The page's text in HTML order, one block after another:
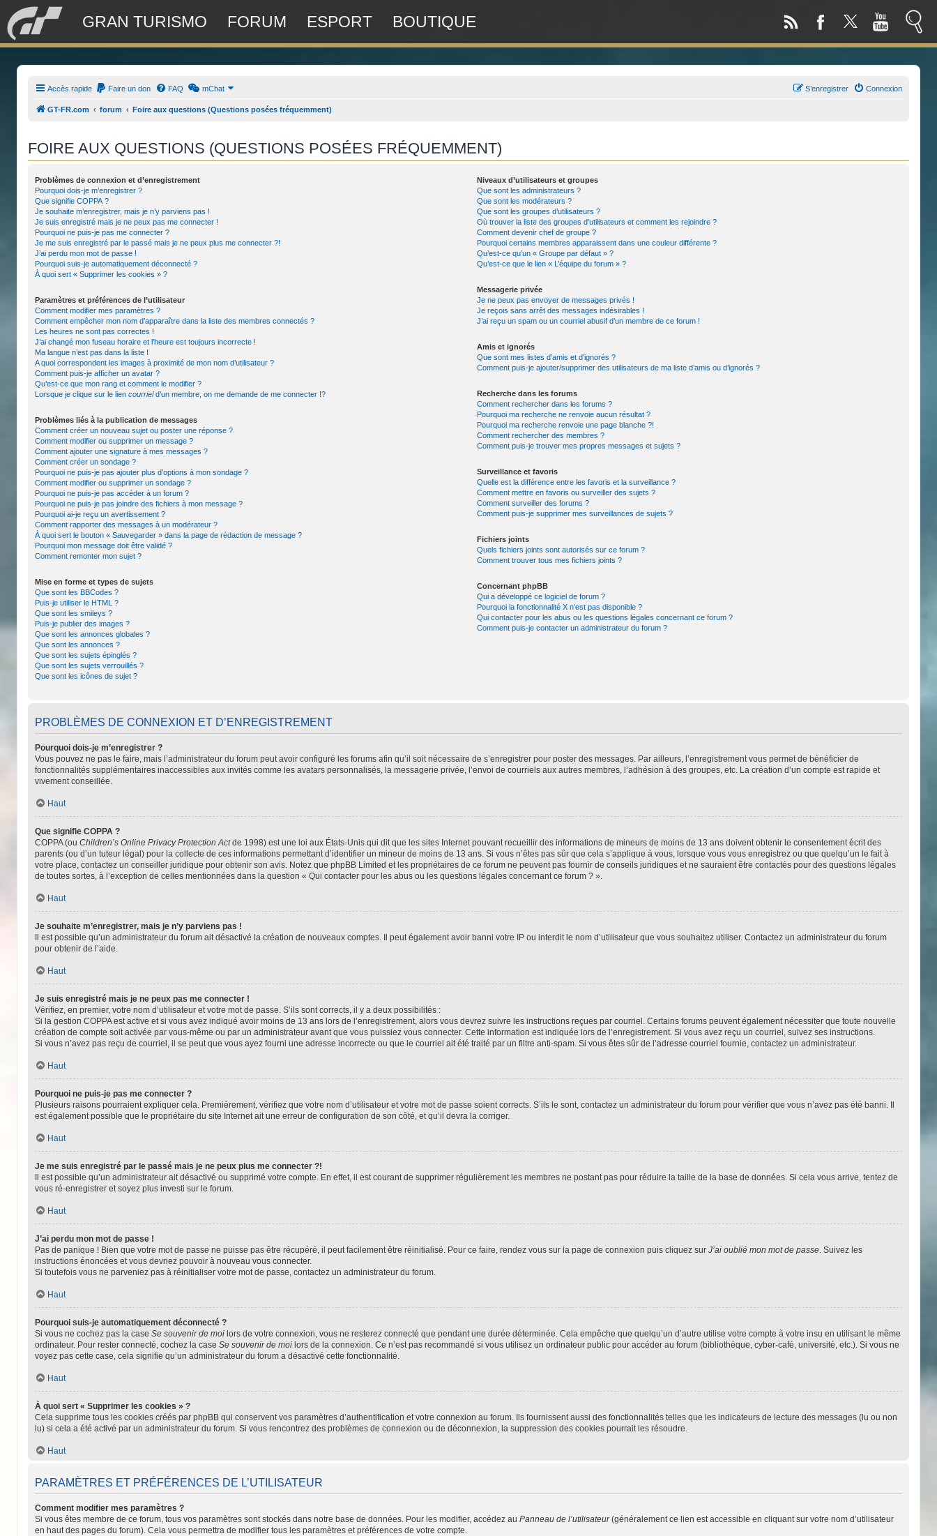
GRAN TURISMO FORUM ESPORT BOUTIQUE
Accès rapide Faire un don FAQ mChat Connexion
S’enregistrer
GT-FR.com forum Foire aux questions (Questions posées fréquemment)
FOIRE AUX QUESTIONS (QUESTIONS POSÉES FRÉQUEMMENT)
Problèmes de connexion et d’enregistrement
Pourquoi dois-je m’enregistrer ?
Que signifie COPPA ?
Je souhaite m’enregistrer, mais je n’y parviens pas !
Je suis enregistré mais je ne peux pas me connecter !
Pourquoi ne puis-je pas me connecter ?
Je me suis enregistré par le passé mais je ne peux plus me connecter ?!
J’ai perdu mon mot de passe !
Pourquoi suis-je automatiquement déconnecté ?
À quoi sert « Supprimer les cookies » ?
Paramètres et préférences de l’utilisateur
Comment modifier mes paramètres ?
Comment empêcher mon nom d’apparaître dans la liste des membres connectés ?
Les heures ne sont pas correctes !
J’ai changé mon fuseau horaire et l’heure est toujours incorrecte !
Ma langue n’est pas dans la liste !
A quoi correspondent les images à proximité de mon nom d’utilisateur ?
Comment puis-je afficher un avatar ?
Qu’est-ce que mon rang et comment le modifier ?
Lorsque je clique sur le liencourrield’un membre, on me demande de me connecter !?
Problèmes liés à la publication de messages
Comment créer un nouveau sujet ou poster une réponse ?
Comment modifier ou supprimer un message ?
Comment ajouter une signature à mes messages ?
Comment créer un sondage ?
Pourquoi ne puis-je pas ajouter plus d’options à mon sondage ?
Comment modifier ou supprimer un sondage ?
Pourquoi ne puis-je pas accéder à un forum ?
Pourquoi ne puis-je pas joindre des fichiers à mon message ?
Pourquoi ai-je reçu un avertissement ?
Comment rapporter des messages à un modérateur ?
À quoi sert le bouton « Sauvegarder » dans la page de rédaction de message ?
Pourquoi mon message doit être validé ?
Comment remonter mon sujet ?
Mise en forme et types de sujets
Que sont les BBCodes ?
Puis-je utiliser le HTML ?
Que sont les smileys ?
Puis-je publier des images ?
Que sont les annonces globales ?
Que sont les annonces ?
Que sont les sujets épinglés ?
Que sont les sujets verrouillés ?
Que sont les icônes de sujet ?
Niveaux d’utilisateurs et groupes
Que sont les administrateurs ?
Que sont les modérateurs ?
Que sont les groupes d’utilisateurs ?
Où trouver la liste des groupes d’utilisateurs et comment les rejoindre ?
Comment devenir chef de groupe ?
Pourquoi certains membres apparaissent dans une couleur différente ?
Qu’est-ce qu’un « Groupe par défaut » ?
Qu’est-ce que le lien « L’équipe du forum » ?
Messagerie privée
Je ne peux pas envoyer de messages privés !
Je reçois sans arrêt des messages indésirables !
J’ai reçu un spam ou un courriel abusif d’un membre de ce forum !
Amis et ignorés
Que sont mes listes d’amis et d’ignorés ?
Comment puis-je ajouter/supprimer des utilisateurs de ma liste d’amis ou d’ignorés ?
Recherche dans les forums
Comment rechercher dans les forums ?
Pourquoi ma recherche ne renvoie aucun résultat ?
Pourquoi ma recherche renvoie une page blanche ?!
Comment rechercher des membres ?
Comment puis-je trouver mes propres messages et sujets ?
Surveillance et favoris
Quelle est la différence entre les favoris et la surveillance ?
Comment mettre en favoris ou surveiller des sujets ?
Comment surveiller des forums ?
Comment puis-je supprimer mes surveillances de sujets ?
Fichiers joints
Quels fichiers joints sont autorisés sur ce forum ?
Comment trouver tous mes fichiers joints ?
Concernant phpBB
Qui a développé ce logiciel de forum ?
Pourquoi la fonctionnalité X n’est pas disponible ?
Qui contacter pour les abus ou les questions légales concernant ce forum ?
Comment puis-je contacter un administrateur du forum ?
PROBLÈMES DE CONNEXION ET D’ENREGISTREMENT
Pourquoi dois-je m’enregistrer ?
Vous pouvez ne pas le faire, mais l’administrateur du forum peut avoir configuré les forums afin qu’il soit nécessaire de s’enregistrer pour poster des messages. Par ailleurs, l’enregistrement vous permet de bénéficier de
fonctionnalités supplémentaires inaccessibles aux invités comme les avatars personnalisés, la messagerie privée, l’envoi de courriels aux autres membres, l’adhésion à des groupes, etc. La création d’un compte est rapide et
vivement conseillée.
Haut
Que signifie COPPA ?
COPPA (ouChildren’s Online Privacy Protection Actde 1998) est une loi aux États-Unis qui dit que les sites Internet pouvant recueillir des informations de mineurs de moins de 13 ans doivent obtenir le consentement écrit des
parents (ou d’un tuteur légal) pour la collecte de ces informations permettant d’identifier un mineur de moins de 13 ans. Si vous n’êtes pas sûr que cela s’applique à vous, lorsque vous vous enregistrez ou que quelqu’un le fait à
votre place, contactez un conseiller juridique pour obtenir son avis. Notez que phpBB Limited et les propriétaires de ce forum ne peuvent pas fournir de conseils juridiques et ne sauraient être contactés pour des questions légales
de toutes sortes, à l’exception de celles mentionnées dans la question « Qui contacter pour les abus ou les questions légales concernant ce forum ? ».
Haut
Je souhaite m’enregistrer, mais je n’y parviens pas !
Il est possible qu’un administrateur du forum ait désactivé la création de nouveaux comptes. Il peut également avoir banni votre IP ou interdit le nom d’utilisateur que vous souhaitez utiliser. Contactez un administrateur du forum
pour obtenir de l’aide.
Haut
Je suis enregistré mais je ne peux pas me connecter !
Vérifiez, en premier, votre nom d’utilisateur et votre mot de passe. S’ils sont corrects, il y a deux possibilités :
Si la gestion COPPA est active et si vous avez indiqué avoir moins de 13 ans lors de l’enregistrement, alors vous devrez suivre les instructions reçues par courriel. Certains forums peuvent également nécessiter que toute nouvelle
création de compte soit activée par vous-même ou par un administrateur avant que vous puissiez vous connecter. Cette information est indiquée lors de l’enregistrement. Si vous avez reçu un courriel, suivez ses instructions.
Si vous n’avez pas reçu de courriel, il se peut que vous ayez fourni une adresse incorrecte ou que le courriel ait été traité par un filtre anti-spam. Si vous êtes sûr de l’adresse courriel fournie, contactez un administrateur.
Haut
Pourquoi ne puis-je pas me connecter ?
Plusieurs raisons pourraient expliquer cela. Premièrement, vérifiez que votre nom d’utilisateur et votre mot de passe soient corrects. S’ils le sont, contactez un administrateur du forum pour vérifier que vous n’avez pas été banni. Il
est également possible que le propriétaire du site Internet ait une erreur de configuration de son côté, et qu’il devra la corriger.
Haut
Je me suis enregistré par le passé mais je ne peux plus me connecter ?!
Il est possible qu’un administrateur ait désactivé ou supprimé votre compte. En effet, il est courant de supprimer régulièrement les membres ne postant pas pour réduire la taille de la base de données. Si cela vous arrive, tentez de
vous ré-enregistrer et soyez plus investi sur le forum.
Haut
J’ai perdu mon mot de passe !
Pas de panique ! Bien que votre mot de passe ne puisse pas être récupéré, il peut facilement être réinitialisé. Pour ce faire, rendez vous sur la page de connexion puis cliquez surJ’ai oublié mon mot de passe. Suivez les
instructions énoncées et vous devriez pouvoir à nouveau vous connecter.
Si toutefois vous ne parveniez pas à réinitialiser votre mot de passe, contactez un administrateur du forum.
Haut
Pourquoi suis-je automatiquement déconnecté ?
Si vous ne cochez pas la caseSe souvenir de moi lors de votre connexion, vous ne resterez connecté que pendant une durée déterminée. Cela empêche que quelqu’un d’autre utilise votre compte à votre insu en utilisant le même
ordinateur. Pour rester connecté, cochez la caseSe souvenir de moi lors de la connexion. Ce n’est pas recommandé si vous utilisez un ordinateur public pour accéder au forum (bibliothèque, cyber-café, université, etc.). Si vous ne
voyez pas cette case, cela signifie qu’un administrateur du forum a désactivé cette fonctionnalité.
Haut
À quoi sert « Supprimer les cookies » ?
Cela supprime tous les cookies créés par phpBB qui conservent vos paramètres d’authentification et votre connexion au forum. Ils fournissent aussi des fonctionnalités telles que les indicateurs de lecture des messages (lu ou non
lu) si cela a été activé par un administrateur du forum. Si vous rencontrez des problèmes de connexion ou de déconnexion, la suppression des cookies pourrait les résoudre.
Haut
PARAMÈTRES ET PRÉFÉRENCES DE L’UTILISATEUR
Comment modifier mes paramètres ?
Si vous êtes membre de ce forum, tous vos paramètres sont stockés dans notre base de données. Pour les modifier, accédez auPanneau de l’utilisateur(généralement ce lien est accessible en cliquant sur votre nom d’utilisateur
en haut des pages du forum). Cela vous permettra de modifier tous les paramètres et préférences de votre compte.